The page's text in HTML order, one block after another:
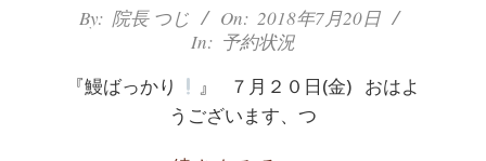
2018-
By: 院長 つじ On: 2018年7月20日
In: 予約状況
『鰻ばっかり
』 ７月２０日(金) おはよ
うございます、つ